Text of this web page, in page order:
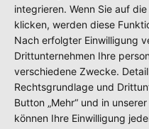
integrieren. Wenn Sie auf
klicken, werden diese
Nach erfolgter Einwilligung
Drittunternehmen Ihre
verschiedene Zwecke.
Rechtsgrundlage und
Button „Mehr“ und in
können Ihre Einwilligung